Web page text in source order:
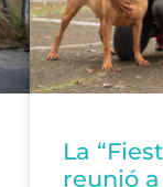
La
reunió